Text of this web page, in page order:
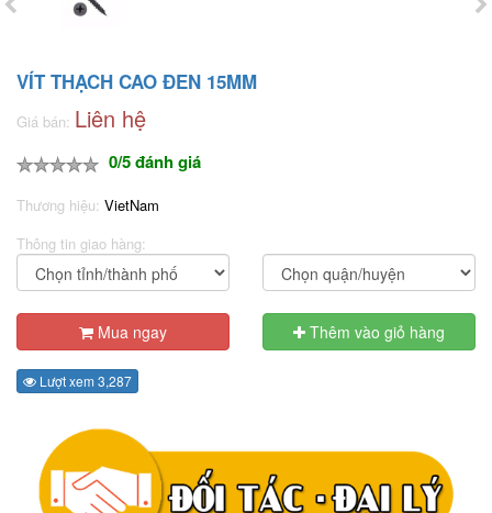
VÍT THẠCH CAO ĐEN 15MM
Giá bán: Liên hệ
0/5 đánh giá
Thương hiệu: VietNam
Thông tin giao hàng:
Mua ngay Thêm vào giỏ hàng
Lượt xem 3,287